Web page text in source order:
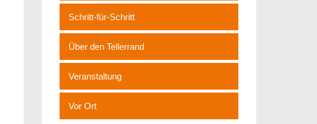
Schritt-für-Schritt
Über den Tellerrand
Veranstaltung
Vor Ort